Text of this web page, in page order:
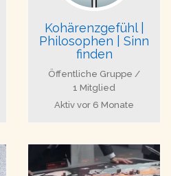
Kohärenzgefühl |
Philosophen | Sinn
finden
Öffentliche Gruppe /
1 Mitglied
Aktiv vor 6 Monate